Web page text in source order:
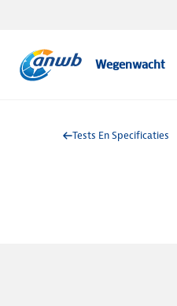
Wegenwacht
Tests En Specificaties